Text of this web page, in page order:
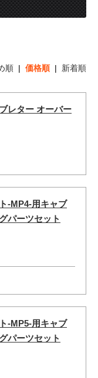
順 | 価格順| 新着順
レター オーバー
-MP4-用キャブ
パーツセット
-MP5-用キャブ
パーツセット